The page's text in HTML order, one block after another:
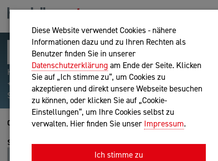
Diese Website verwendet Cookies - nähere
Informationen dazu und zu Ihren Rechten als
Benutzer finden Sie in unserer
Datenschutzerklärung am Ende der Seite. Klicken
Sie auf „Ich stimme zu“, um Cookies zu
akzeptieren und direkt unsere Webseite besuchen
zu können, oder klicken Sie auf „Cookie-
Einstellungen“, um Ihre Cookies selbst zu
verwalten. Hier finden Sie unser Impressum.
Ich stimme zu
Hilfreiche Suchparameter: Begriff einschließen:
+webshop, Begriff ausschließen: -webshop, Exakter
Suchbegriff: "internet of things"
0 Treffer
Sortierung
Entfernung